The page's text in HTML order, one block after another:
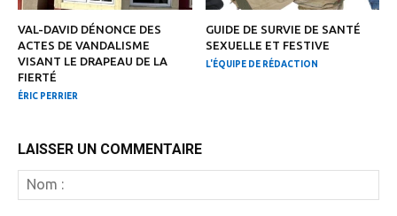
VAL-DAVID DÉNONCE DES
ACTES DE VANDALISME
VISANT LE DRAPEAU DE LA
FIERTÉ
ÉRIC PERRIER
GUIDE DE SURVIE DE SANTÉ
SEXUELLE ET FESTIVE
L'ÉQUIPE DE RÉDACTION
LAISSER UN COMMENTAIRE
: